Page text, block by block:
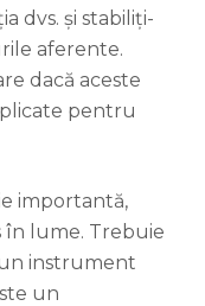
dvs. și stabiliți-
aferente.
dacă aceste
pentru
importantă,
în lume. Trebuie
instrument
un